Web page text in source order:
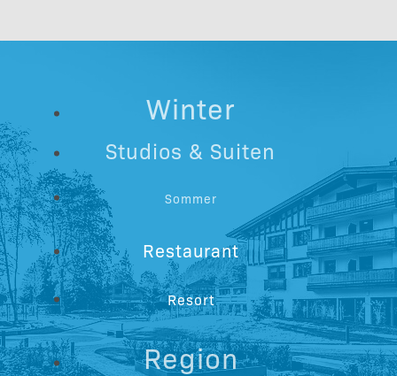
Winter
Studios & Suiten
Sommer
Restaurant
Resort
Region